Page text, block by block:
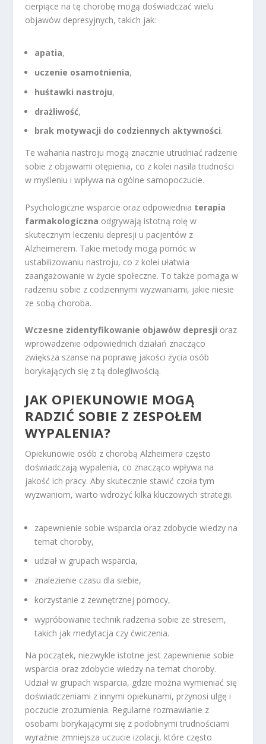
cierpiące na tę chorobę mogą doświadczać wielu
objawów depresyjnych, takich jak:
apatia,
uczenie osamotnienia,
huśtawki nastroju,
drażliwość,
brak motywacji do codziennych aktywności.
Te wahania nastroju mogą znacznie utrudniać radzenie
sobie z objawami otępienia, co z kolei nasila trudności
w myśleniu i wpływa na ogólne samopoczucie.
Psychologiczne wsparcie oraz odpowiednia terapia
farmakologiczna odgrywają istotną rolę w
skutecznym leczeniu depresji u pacjentów z
Alzheimerem. Takie metody mogą pomóc w
ustabilizowaniu nastroju, co z kolei ułatwia
zaangażowanie w życie społeczne. To także pomaga w
radzeniu sobie z codziennymi wyzwaniami, jakie niesie
ze sobą choroba.
Wczesne zidentyfikowanie objawów depresji oraz
wprowadzenie odpowiednich działań znacząco
zwiększa szanse na poprawę jakości życia osób
borykających się z tą dolegliwością.
JAK OPIEKUNOWIE MOGĄ
RADZIĆ SOBIE Z ZESPOŁEM
WYPALENIA?
Opiekunowie osób z chorobą Alzheimera często
doświadczają wypalenia, co znacząco wpływa na
jakość ich pracy. Aby skutecznie stawić czoła tym
wyzwaniom, warto wdrożyć kilka kluczowych strategii.
zapewnienie sobie wsparcia oraz zdobycie wiedzy na
temat choroby,
udział w grupach wsparcia,
znalezienie czasu dla siebie,
korzystanie z zewnętrznej pomocy,
wypróbowanie technik radzenia sobie ze stresem,
takich jak medytacja czy ćwiczenia.
Na początek, niezwykle istotne jest zapewnienie sobie
wsparcia oraz zdobycie wiedzy na temat choroby.
Udział w grupach wsparcia, gdzie można wymieniać się
doświadczeniami z innymi opiekunami, przynosi ulgę i
poczucie zrozumienia. Regularne rozmawianie z
osobami borykającymi się z podobnymi trudnościami
wyraźnie zmniejsza uczucie izolacji, które często